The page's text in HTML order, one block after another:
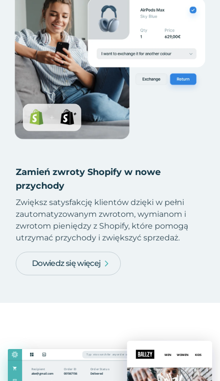
Zamień zwroty Shopify w nowe
przychody
Zwiększ satysfakcję klientów dzięki w pełni
zautomatyzowanym zwrotom, wymianom i
zwrotom pieniędzy z Shopify, które pomogą
utrzymać przychody i zwiększyć sprzedaż.
Dowiedz się więcej